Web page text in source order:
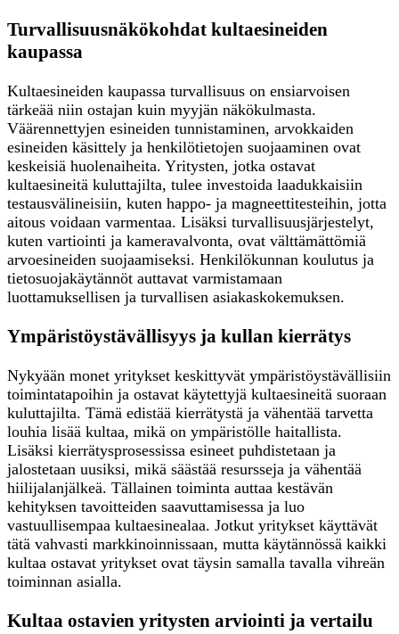
Turvallisuusnäkökohdat kultaesineiden
kaupassa
Kultaesineiden kaupassa turvallisuus on ensiarvoisen
tärkeää niin ostajan kuin myyjän näkökulmasta.
Väärennettyjen esineiden tunnistaminen, arvokkaiden
esineiden käsittely ja henkilötietojen suojaaminen ovat
keskeisiä huolenaiheita. Yritysten, jotka ostavat
kultaesineitä kuluttajilta, tulee investoida laadukkaisiin
testausvälineisiin, kuten happo- ja magneettitesteihin, jotta
aitous voidaan varmentaa. Lisäksi turvallisuusjärjestelyt,
kuten vartiointi ja kameravalvonta, ovat välttämättömiä
arvoesineiden suojaamiseksi. Henkilökunnan koulutus ja
tietosuojakäytännöt auttavat varmistamaan
luottamuksellisen ja turvallisen asiakaskokemuksen.
Ympäristöystävällisyys ja kullan kierrätys
Nykyään monet yritykset keskittyvät ympäristöystävällisiin
toimintatapoihin ja ostavat käytettyjä kultaesineitä suoraan
kuluttajilta. Tämä edistää kierrätystä ja vähentää tarvetta
louhia lisää kultaa, mikä on ympäristölle haitallista.
Lisäksi kierrätysprosessissa esineet puhdistetaan ja
jalostetaan uusiksi, mikä säästää resursseja ja vähentää
hiilijalanjälkeä. Tällainen toiminta auttaa kestävän
kehityksen tavoitteiden saavuttamisessa ja luo
vastuullisempaa kultaesinealaa. Jotkut yritykset käyttävät
tätä vahvasti markkinoinnissaan, mutta käytännössä kaikki
kultaa ostavat yritykset ovat täysin samalla tavalla vihreän
toiminnan asialla.
Kultaa ostavien yritysten arviointi ja vertailu